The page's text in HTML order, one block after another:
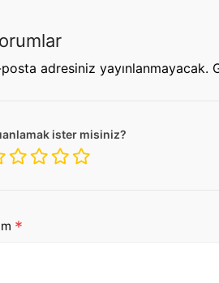
adresiniz yayınlanmayacak.
ister misiniz?
*